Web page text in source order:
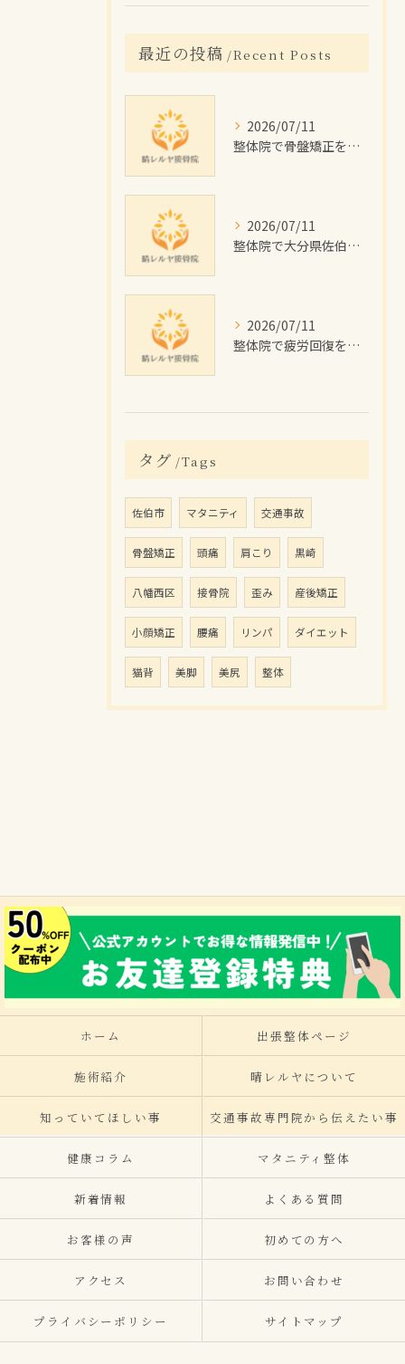
最近の投稿 Recent Posts
2026/07/11
整体院で骨盤矯正を受けたい大分県佐伯市の女性に向けた施術回数や費用目安と通院計画ガイド
2026/07/11
整体院で大分県佐伯市のむくみを根本改善するためのセルフケアと施術のポイント解説
2026/07/11
整体院で疲労回復を目指す佐伯市の施術効果と費用・通院プラン徹底解説
タグ Tags
佐伯市 マタニティ 交通事故
骨盤矯正 頭痛 肩こり 黒崎
八幡西区 接骨院 歪み 産後矯正
小顔矯正 腰痛 リンパ ダイエット
猫背 美脚 美尻 整体
ホーム 出張整体ページ
施術紹介 晴レルヤについて
知っていてほしい事 交通事故専門院から伝えたい事
健康コラム マタニティ整体
新着情報 よくある質問
お客様の声 初めての方へ
アクセス お問い合わせ
プライバシーポリシー サイトマップ